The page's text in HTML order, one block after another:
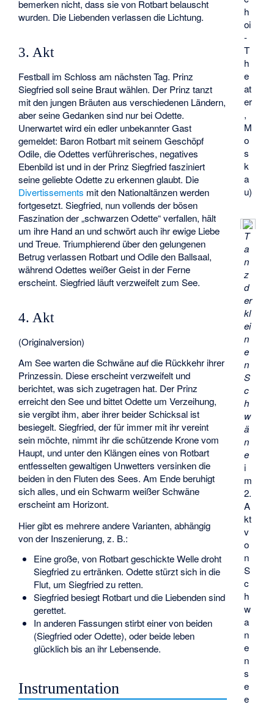
h
oi
-
T
h
e
at
er
,
M
o
s
k
a
u)
T
a
n
z
d
er
kl
ei
n
e
n
S
c
h
w
ä
n
e
i
m
2.
A
kt
v
o
n
S
c
h
w
a
n
e
n
s
e
e
bemerken nicht, dass sie von Rotbart belauscht
wurden. Die Liebenden verlassen die Lichtung.
3. Akt
Festball im Schloss am nächsten Tag. Prinz
Siegfried soll seine Braut wählen. Der Prinz tanzt
mit den jungen Bräuten aus verschiedenen Ländern,
aber seine Gedanken sind nur bei Odette.
Unerwartet wird ein edler unbekannter Gast
gemeldet: Baron Rotbart mit seinem Geschöpf
Odile, die Odettes verführerisches, negatives
Ebenbild ist und in der Prinz Siegfried fasziniert
seine geliebte Odette zu erkennen glaubt. Die
Divertissements mit den Nationaltänzen werden
fortgesetzt. Siegfried, nun vollends der bösen
Faszination der „schwarzen Odette“ verfallen, hält
um ihre Hand an und schwört auch ihr ewige Liebe
und Treue. Triumphierend über den gelungenen
Betrug verlassen Rotbart und Odile den Ballsaal,
während Odettes weißer Geist in der Ferne
erscheint. Siegfried läuft verzweifelt zum See.
4. Akt
(Originalversion)
Am See warten die Schwäne auf die Rückkehr ihrer
Prinzessin. Diese erscheint verzweifelt und
berichtet, was sich zugetragen hat. Der Prinz
erreicht den See und bittet Odette um Verzeihung,
sie vergibt ihm, aber ihrer beider Schicksal ist
besiegelt. Siegfried, der für immer mit ihr vereint
sein möchte, nimmt ihr die schützende Krone vom
Haupt, und unter den Klängen eines von Rotbart
entfesselten gewaltigen Unwetters versinken die
beiden in den Fluten des Sees. Am Ende beruhigt
sich alles, und ein Schwarm weißer Schwäne
erscheint am Horizont.
Hier gibt es mehrere andere Varianten, abhängig
von der Inszenierung, z. B.:
Eine große, von Rotbart geschickte Welle droht
Siegfried zu ertränken. Odette stürzt sich in die
Flut, um Siegfried zu retten.
Siegfried besiegt Rotbart und die Liebenden sind
gerettet.
In anderen Fassungen stirbt einer von beiden
(Siegfried oder Odette), oder beide leben
glücklich bis an ihr Lebensende.
Instrumentation